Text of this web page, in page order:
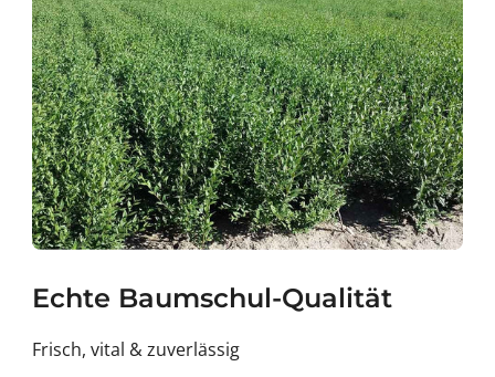
f
u
r
t
&
#
3
9
;
®
B
D
R
Echte Baumschul-Qualität
Frisch, vital & zuverlässig